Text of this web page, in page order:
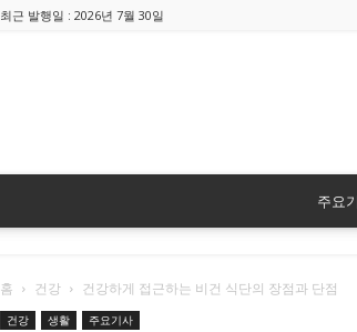
최근 발행일 : 2026년 7월 30일
주요
홈 건강 건강하게 접근하는 비건 식단의 장점과 단점
건강 생활 주요기사